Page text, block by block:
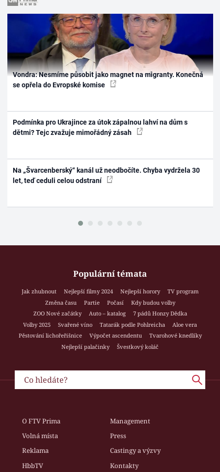
Vondra: Nesmíme působit jako magnet na migranty. Konečná
se opřela do Evropské komise
Podmínka pro Ukrajince za útok zápalnou lahví na dům s
dětmi? Tejc zvažuje mimořádný zásah
Na „Švarcenberský“ kanál už neodbočíte. Chyba vydržela 30
let, teď ceduli celou odstraní
Populární témata
Jak zhubnout Nejlepší filmy 2024 Nejlepší horory
TV program
Změna času
Partie Počasí
Kdy budou volby
ZOO Nové začátky
Auto – katalog
7 pádů Honzy Dědka
Volby 2025
Svařené víno Tatarák podle Pohlreicha
Aloe vera
Pěstování lichořeřišnice
Výpočet ascendentu
Tvarohové knedlíky
Nejlepší palačinky
Švestkový koláč
O FTV Prima
Management
Volná místa
Press
Reklama
Castingy a výzvy
HbbTV
Kontakty